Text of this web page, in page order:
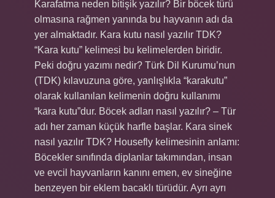
Karafatma neden bitişik yazılır? Bir böcek türü
olmasına rağmen yanında bu hayvanın adı da
yer almaktadır. Kara kutu nasıl yazılır TDK?
“Kara kutu” kelimesi bu kelimelerden biridir.
Peki doğru yazımı nedir? Türk Dil Kurumu’nun
(TDK) kılavuzuna göre, yanlışlıkla “karakutu”
olarak kullanılan kelimenin doğru kullanımı
“kara kutu”dur. Böcek adları nasıl yazılır? – Tür
adı her zaman küçük harfle başlar. Kara sinek
nasıl yazılır TDK? Housefly kelimesinin anlamı:
Böcekler sınıfında diplanlar takımından, insan
ve evcil hayvanların kanını emen, ev sineğine
benzeyen bir eklem bacaklı türüdür. Ayrı ayrı